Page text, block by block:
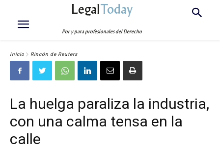
LegalToday
Por y para profesionales del Derecho
Inicio Rincón de Reuters
La huelga paraliza la industria,
con una calma tensa en la
calle